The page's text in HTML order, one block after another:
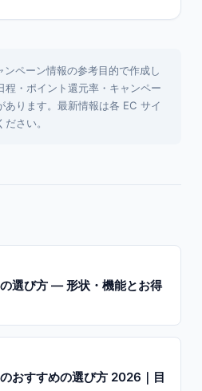
ペーン情報の参考目的で作成し
程・ポイント還元率・キャンペー
あります。最新情報は各 EC サイ
さい。
選び方 — 形状・機能とお得
おすすめの選び方 2026｜目